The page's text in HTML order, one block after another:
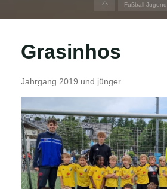
HomeFußball Jugend
Grasinhos
Jahrgang 2019 und jünger